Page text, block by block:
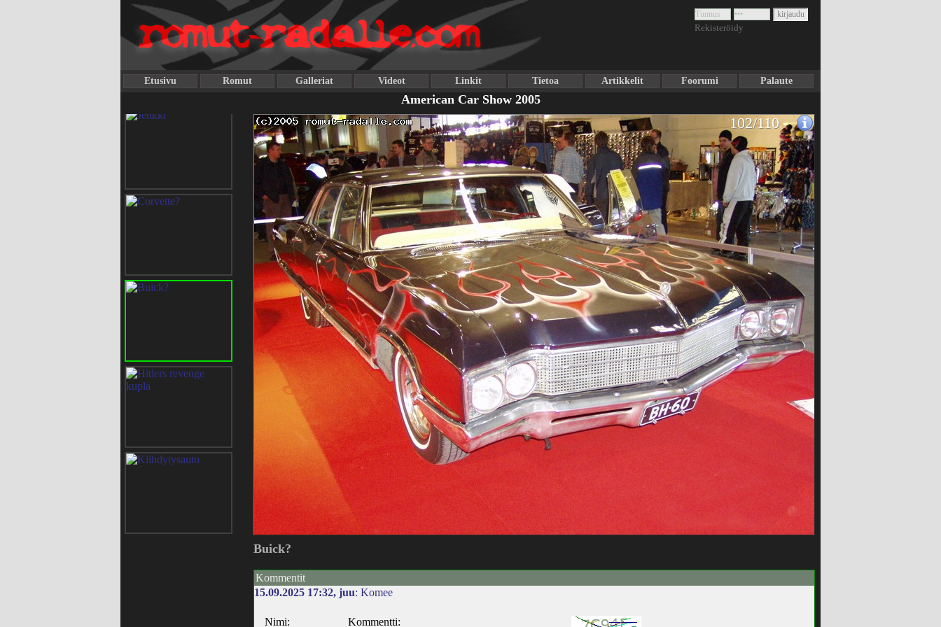
Rekisteröidy
Etusivu Romut Galleriat Videot Linkit Tietoa Artikkelit Foorumi Palaute
American Car Show 2005
102/110
Buick?
Kommentit
15.09.2025 17:32, juu: Komee
Nimi: Kommentti: